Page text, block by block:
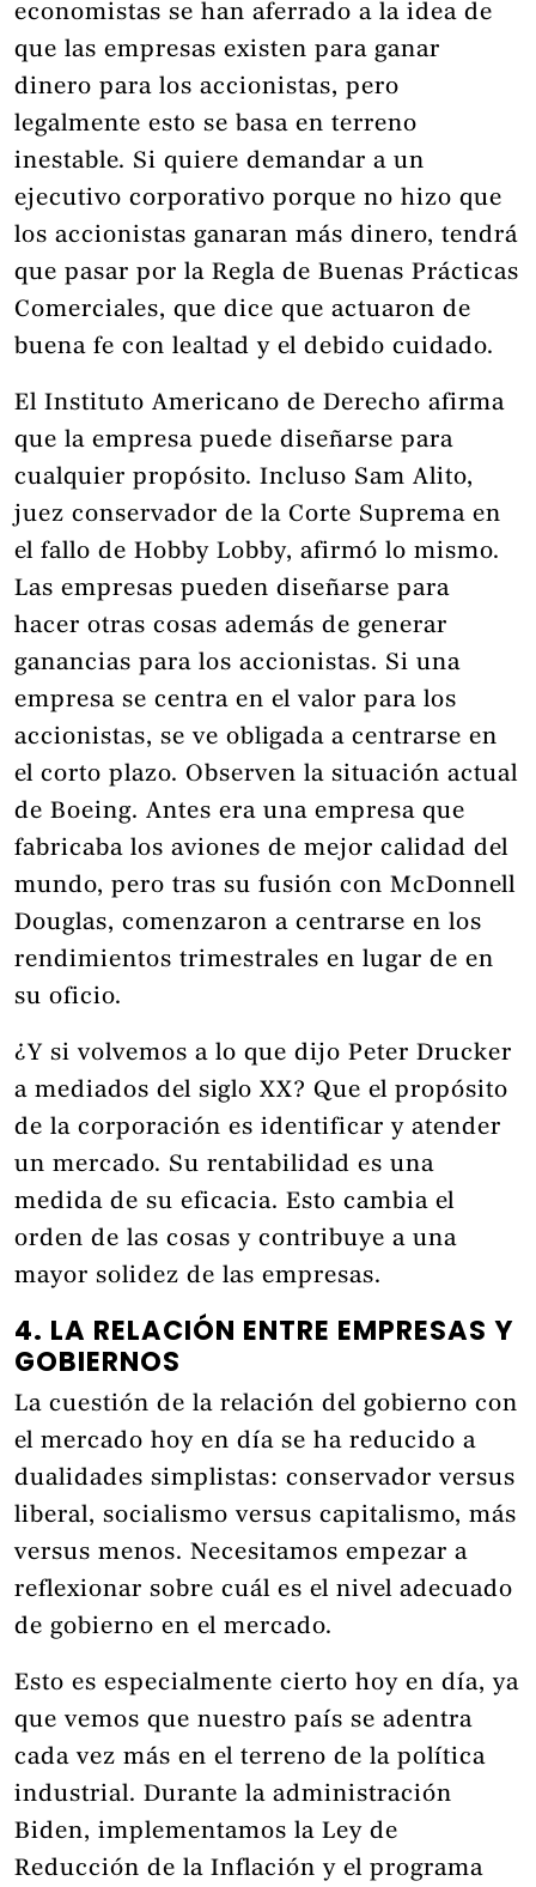
economistas se han aferrado a la idea de
que las empresas existen para ganar
dinero para los accionistas, pero
legalmente esto se basa en terreno
inestable. Si quiere demandar a un
ejecutivo corporativo porque no hizo que
los accionistas ganaran más dinero, tendrá
que pasar por la Regla de Buenas Prácticas
Comerciales, que dice que actuaron de
buena fe con lealtad y el debido cuidado.
El Instituto Americano de Derecho afirma
que la empresa puede diseñarse para
cualquier propósito. Incluso Sam Alito,
juez conservador de la Corte Suprema en
el fallo de Hobby Lobby, afirmó lo mismo.
Las empresas pueden diseñarse para
hacer otras cosas además de generar
ganancias para los accionistas. Si una
empresa se centra en el valor para los
accionistas, se ve obligada a centrarse en
el corto plazo. Observen la situación actual
de Boeing. Antes era una empresa que
fabricaba los aviones de mejor calidad del
mundo, pero tras su fusión con McDonnell
Douglas, comenzaron a centrarse en los
rendimientos trimestrales en lugar de en
su oficio.
¿Y si volvemos a lo que dijo Peter Drucker
a mediados del siglo XX? Que el propósito
de la corporación es identificar y atender
un mercado. Su rentabilidad es una
medida de su eficacia. Esto cambia el
orden de las cosas y contribuye a una
mayor solidez de las empresas.
4. LA RELACIÓN ENTRE EMPRESAS Y
GOBIERNOS
La cuestión de la relación del gobierno con
el mercado hoy en día se ha reducido a
dualidades simplistas: conservador versus
liberal, socialismo versus capitalismo, más
versus menos. Necesitamos empezar a
reflexionar sobre cuál es el nivel adecuado
de gobierno en el mercado.
Esto es especialmente cierto hoy en día, ya
que vemos que nuestro país se adentra
cada vez más en el terreno de la política
industrial. Durante la administración
Biden, implementamos la Ley de
Reducción de la Inflación y el programa